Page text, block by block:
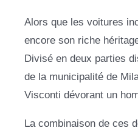
Alors que les voitures
encore son riche
Divisé en deux parties
de la municipalité de
Visconti dévorant un
La combinaison de ces